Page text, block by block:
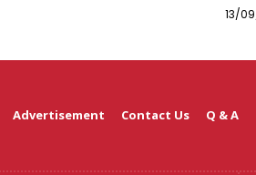
13/
Advertisement Contact Us Q & A